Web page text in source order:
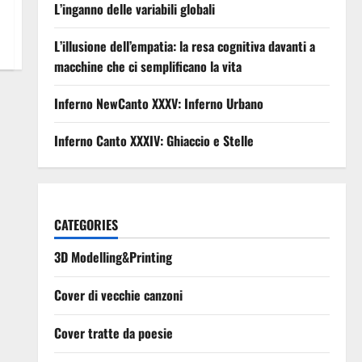
L’inganno delle variabili globali
L’illusione dell’empatia: la resa cognitiva davanti a
macchine che ci semplificano la vita
Inferno NewCanto XXXV: Inferno Urbano
Inferno Canto XXXIV: Ghiaccio e Stelle
CATEGORIES
3D Modelling&Printing
Cover di vecchie canzoni
Cover tratte da poesie